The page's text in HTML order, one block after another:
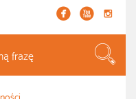
  instagram